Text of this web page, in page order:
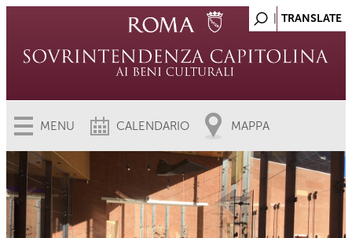
MENU CALENDARIO MAPPA